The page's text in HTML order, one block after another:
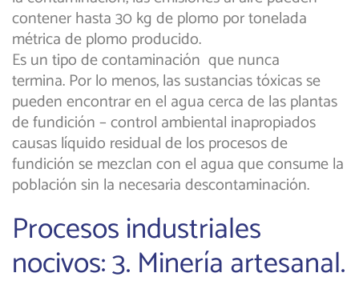
contener hasta 30 kg de plomo por tonelada
métrica de plomo producido.
Es un tipo de contaminación que nunca
termina. Por lo menos, las sustancias tóxicas se
pueden encontrar en el agua cerca de las plantas
de fundición – control ambiental inapropiados
causas líquido residual de los procesos de
fundición se mezclan con el agua que consume la
población sin la necesaria descontaminación.
Procesos industriales
nocivos: 3. Minería artesanal.